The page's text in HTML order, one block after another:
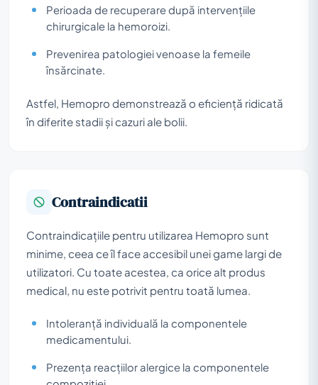
Perioada de recuperare după intervențiile
chirurgicale la hemoroizi.
Prevenirea patologiei venoase la femeile
însărcinate.
Astfel, Hemopro demonstrează o eficiență ridicată
în diferite stadii și cazuri ale bolii.
Contraindicatii
Contraindicațiile pentru utilizarea Hemopro sunt
minime, ceea ce îl face accesibil unei game largi de
utilizatori. Cu toate acestea, ca orice alt produs
medical, nu este potrivit pentru toată lumea.
Intoleranță individuală la componentele
medicamentului.
Prezența reacțiilor alergice la componentele